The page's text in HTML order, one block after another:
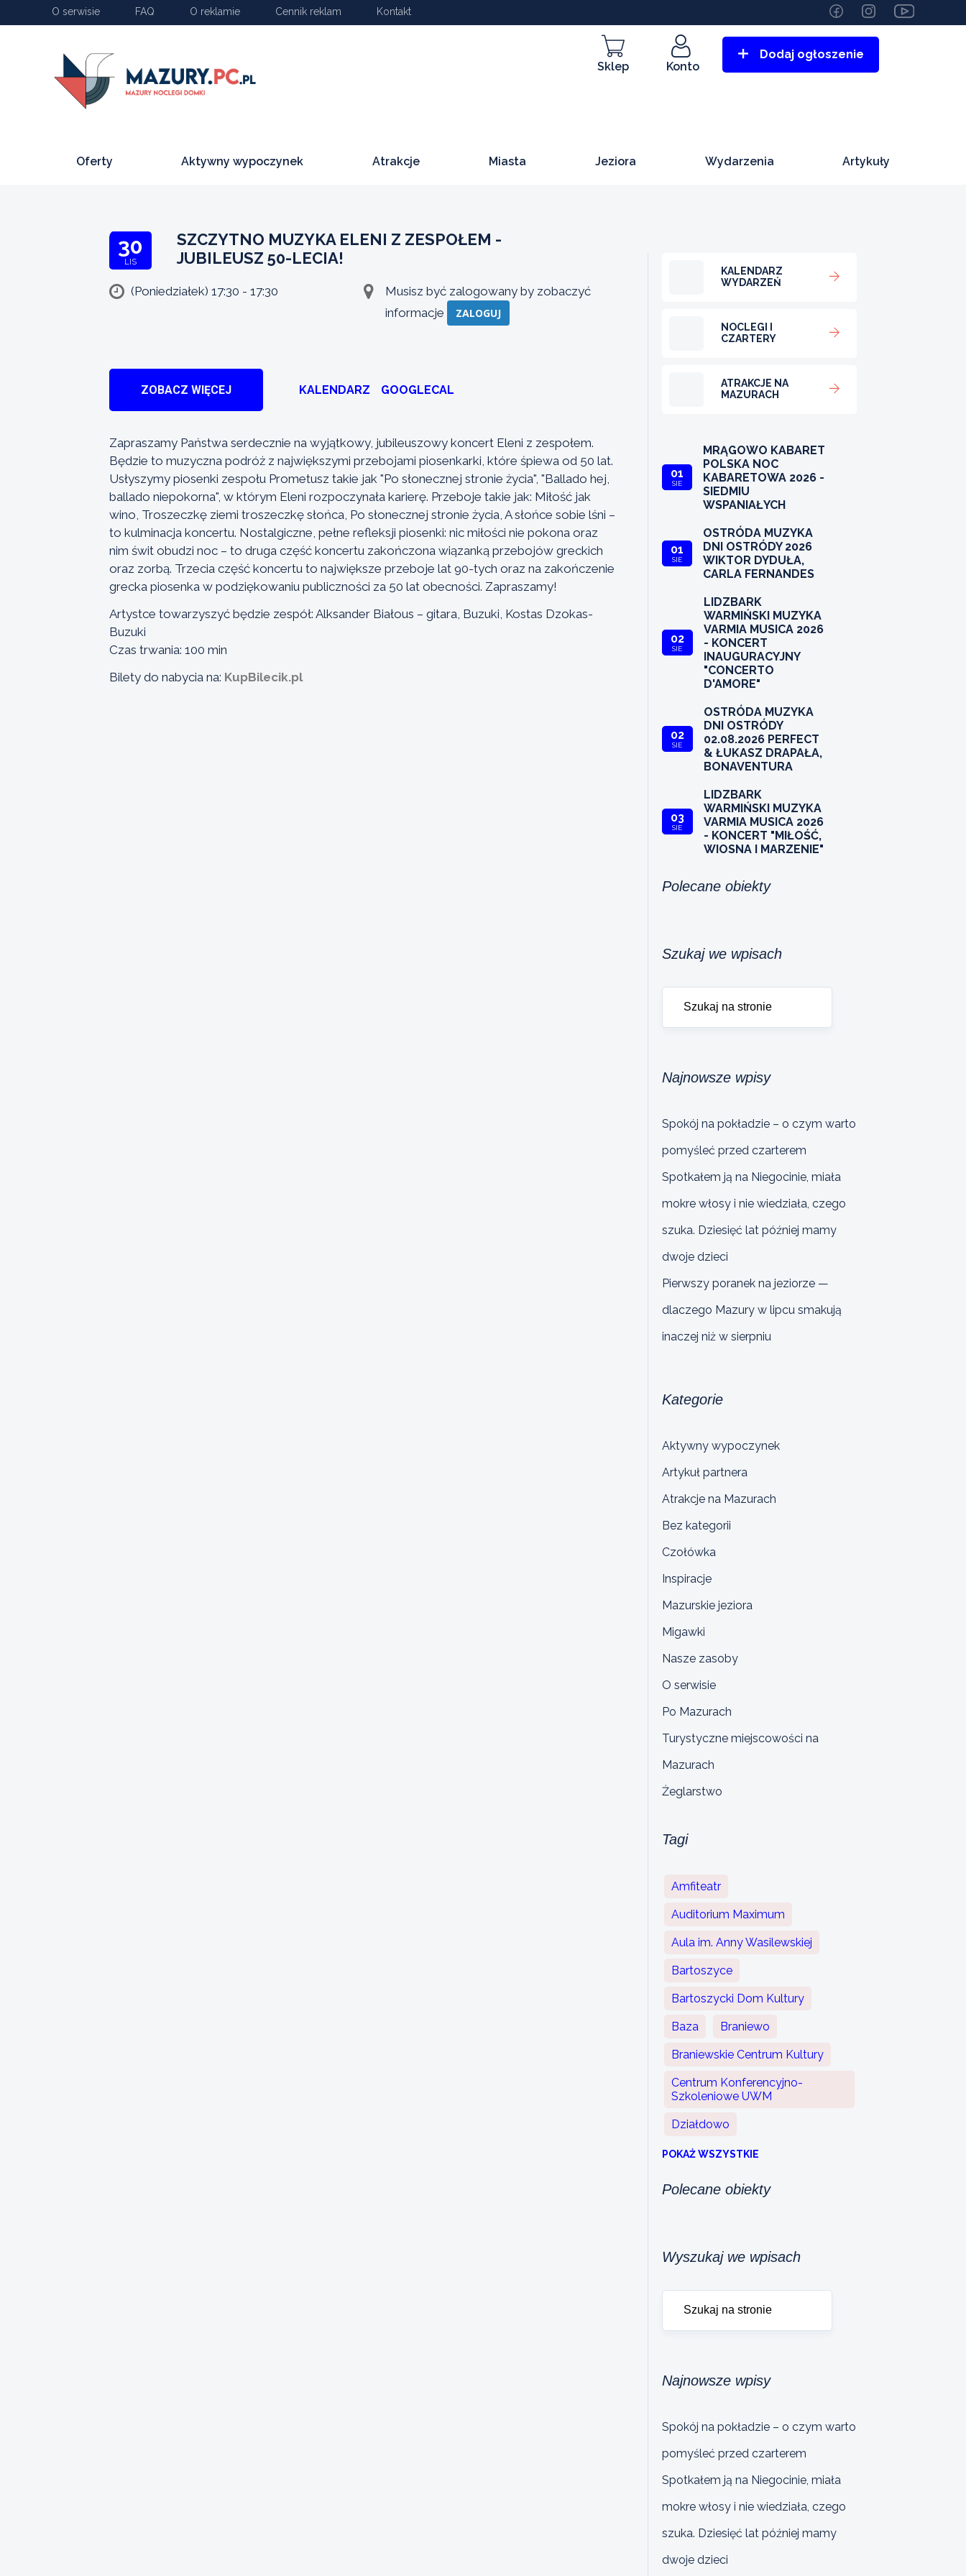
O serwisie FAQ O reklamie Cennik reklam Kontakt
Sklep Konto
Dodaj ogłoszenie
Oferty Aktywny wypoczynek Atrakcje Miasta Jeziora Wydarzenia Artykuły
30
LIS
SZCZYTNO MUZYKA ELENI Z ZESPOŁEM -
JUBILEUSZ 50-LECIA!
(Poniedziałek) 17:30 - 17:30
Musisz być zalogowany by zobaczyć
informacje
ZALOGUJ
ZOBACZ WIĘCEJ KALENDARZ GOOGLECAL
Zapraszamy Państwa serdecznie na wyjątkowy, jubileuszowy koncert Eleni z zespołem.
Będzie to muzyczna podróż z największymi przebojami piosenkarki, które śpiewa od 50 lat.
Usłyszymy piosenki zespołu Prometusz takie jak "Po słonecznej stronie życia", "Ballado hej,
ballado niepokorna", w którym Eleni rozpoczynała karierę. Przeboje takie jak: Miłość jak
wino, Troszeczkę ziemi troszeczkę słońca, Po słonecznej stronie życia, A słońce sobie lśni –
to kulminacja koncertu. Nostalgiczne, pełne refleksji piosenki: nic miłości nie pokona oraz
nim świt obudzi noc – to druga część koncertu zakończona wiązanką przebojów greckich
oraz zorbą. Trzecia część koncertu to największe przeboje lat 90-tych oraz na zakończenie
grecka piosenka w podziękowaniu publiczności za 50 lat obecności. Zapraszamy!
Artystce towarzyszyć będzie zespół: Alksander Białous – gitara, Buzuki, Kostas Dzokas-
Buzuki
Czas trwania: 100 min
Bilety do nabycia na: KupBilecik.pl
KALENDARZ
WYDARZEŃ
NOCLEGI I
CZARTERY
ATRAKCJE NA
MAZURACH
01
SIE
MRĄGOWO KABARET
POLSKA NOC
KABARETOWA 2026 -
SIEDMIU
WSPANIAŁYCH
01
SIE
OSTRÓDA MUZYKA
DNI OSTRÓDY 2026
WIKTOR DYDUŁA,
CARLA FERNANDES
02
SIE
LIDZBARK
WARMIŃSKI MUZYKA
VARMIA MUSICA 2026
- KONCERT
INAUGURACYJNY
"CONCERTO
D'AMORE"
02
SIE
OSTRÓDA MUZYKA
DNI OSTRÓDY
02.08.2026 PERFECT
& ŁUKASZ DRAPAŁA,
BONAVENTURA
03
SIE
LIDZBARK
WARMIŃSKI MUZYKA
VARMIA MUSICA 2026
- KONCERT "MIŁOŚĆ,
WIOSNA I MARZENIE"
Polecane obiekty
Szukaj we wpisach
Najnowsze wpisy
Spokój na pokładzie – o czym warto
pomyśleć przed czarterem
Spotkałem ją na Niegocinie, miała
mokre włosy i nie wiedziała, czego
szuka. Dziesięć lat później mamy
dwoje dzieci
Pierwszy poranek na jeziorze —
dlaczego Mazury w lipcu smakują
inaczej niż w sierpniu
Kategorie
Aktywny wypoczynek
Artykuł partnera
Atrakcje na Mazurach
Bez kategorii
Czołówka
Inspiracje
Mazurskie jeziora
Migawki
Nasze zasoby
O serwisie
Po Mazurach
Turystyczne miejscowości na
Mazurach
Żeglarstwo
Tagi
Amfiteatr
Auditorium Maximum
Aula im. Anny Wasilewskiej
Bartoszyce
Bartoszycki Dom Kultury
Baza Braniewo
Braniewskie Centrum Kultury
Centrum Konferencyjno-
Szkoleniowe UWM
Działdowo
POKAŻ WSZYSTKIE
Polecane obiekty
Wyszukaj we wpisach
Najnowsze wpisy
Spokój na pokładzie – o czym warto
pomyśleć przed czarterem
Spotkałem ją na Niegocinie, miała
mokre włosy i nie wiedziała, czego
szuka. Dziesięć lat później mamy
dwoje dzieci